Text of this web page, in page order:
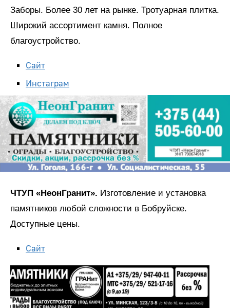
Заборы. Более 30 лет на рынке. Тротуарная плитка.
Широкий ассортимент камня. Полное
благоустройство.
Сайт
Инстаграм
ЧТУП «НеонГранит». Изготовление и установка
памятников любой сложности в Бобруйске.
Доступные цены.
Сайт